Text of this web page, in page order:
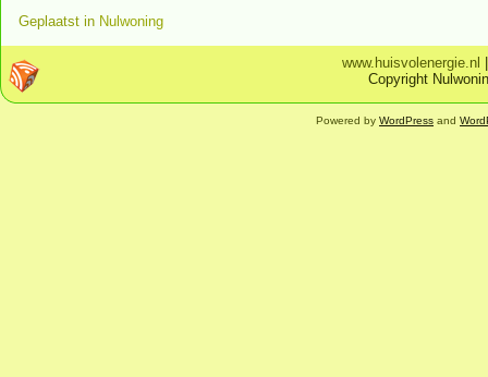
Geplaatst in Nulwoning
www.huisvolenergie.nl
Copyright
Powered by WordPress and